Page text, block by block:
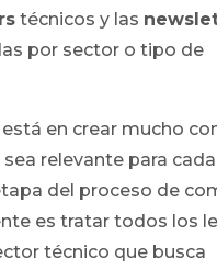
técnicos y las
por sector o tipo de
está en crear mucho
sea relevante para
del proceso de
es tratar todos los
técnico que busca